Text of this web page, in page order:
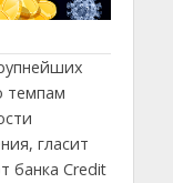
темпам
гласит
банка Credit